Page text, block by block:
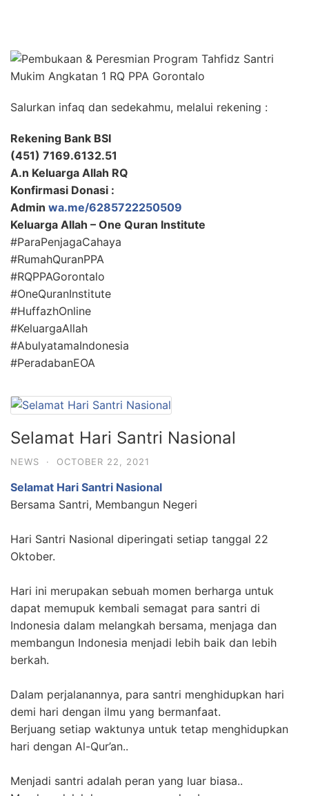
Salurkan infaq dan sedekahmu, melalui rekening :
Rekening Bank BSI
(451) 7169.6132.51
A.n Keluarga Allah RQ
Konfirmasi Donasi :
Admin wa.me/6285722250509
Keluarga Allah – One Quran Institute
#ParaPenjagaCahaya
#RumahQuranPPA
#RQPPAGorontalo
#OneQuranInstitute
#HuffazhOnline
#KeluargaAllah
#AbulyatamaIndonesia
#PeradabanEOA
Selamat Hari Santri Nasional
NEWS · OCTOBER 22, 2021
Selamat Hari Santri Nasional
Bersama Santri, Membangun Negeri
Hari Santri Nasional diperingati setiap tanggal 22
Oktober.
Hari ini merupakan sebuah momen berharga untuk
dapat memupuk kembali semagat para santri di
Indonesia dalam melangkah bersama, menjaga dan
membangun Indonesia menjadi lebih baik dan lebih
berkah.
Dalam perjalanannya, para santri menghidupkan hari
demi hari dengan ilmu yang bermanfaat.
Berjuang setiap waktunya untuk tetap menghidupkan
hari dengan Al-Qur’an..
Menjadi santri adalah peran yang luar biasa..